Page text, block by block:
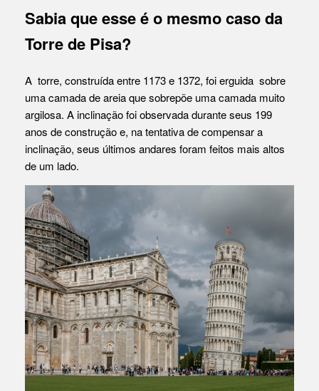
Sabia que esse é o mesmo caso da
Torre de Pisa?
A torre, construída entre 1173 e 1372, foi erguida sobre
uma camada de areia que sobrepõe uma camada muito
argilosa. A inclinação foi observada durante seus 199
anos de construção e, na tentativa de compensar a
inclinação, seus últimos andares foram feitos mais altos
de um lado.